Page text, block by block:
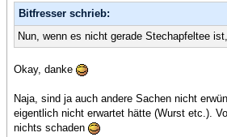
Bitfresser schrieb:
Nun, wenn es nicht gerade Stechapfeltee
Okay, danke
Naja, sind ja auch andere Sachen nicht
eigentlich nicht erwartet hätte (Wurst etc.).
nichts schaden